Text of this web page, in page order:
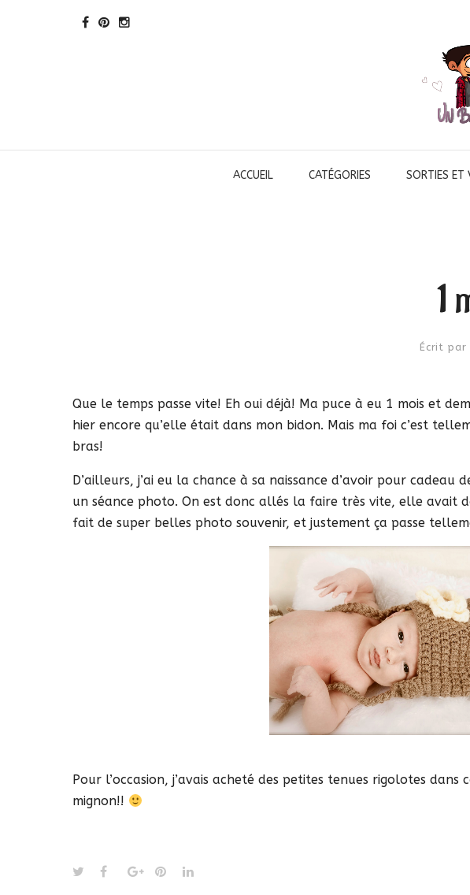
ACCUEIL CATÉGORIES SORTIES ET
1
Écrit par
Que le temps passe vite! Eh oui déjà! Ma puce à eu 1 mois et
hier encore qu’elle était dans mon bidon. Mais ma foi c’est
bras!
D’ailleurs, j’ai eu la chance à sa naissance d’avoir pour
un séance photo. On est donc allés la faire très vite, elle avait
fait de super belles photo souvenir, et justement ça passe
Pour l’occasion, j’avais acheté des petites tenues rigolotes dans
mignon!!